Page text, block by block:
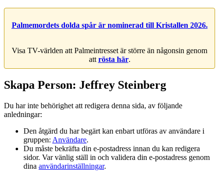
Palmemordets dolda spår är nominerad till Kristallen 2026.
Visa TV-världen att Palmeintresset är större än någonsin genom
att rösta här.
Skapa Person: Jeffrey Steinberg
Du har inte behörighet att redigera denna sida, av följande
anledningar:
Den åtgärd du har begärt kan enbart utföras av användare i
gruppen: Användare.
Du måste bekräfta din e-postadress innan du kan redigera
sidor. Var vänlig ställ in och validera din e-postadress genom
dina användarinställningar.